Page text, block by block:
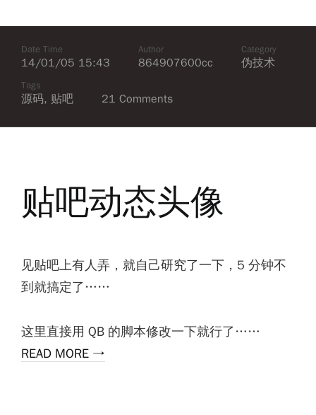
Date Time
14/01/05 15:43
Author
864907600cc
Category
伪技术
Tags
源码, 贴吧 21 Comments
贴吧动态头像
见贴吧上有人弄，就自己研究了一下，5 分钟不
到就搞定了……
这里直接用 QB 的脚本修改一下就行了……
READ MORE →